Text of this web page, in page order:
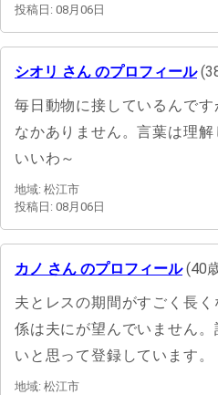
投稿日: 08月06日
シオリ さん のプロフィール
毎日動物に接しているんで
なかありません。言葉は理
いいわ～
地域: 松江市
投稿日: 08月06日
カノ さん のプロフィール(40
夫とレスの期間がすごく長
係は夫にが望んでいません
いと思って登録しています。
地域: 松江市